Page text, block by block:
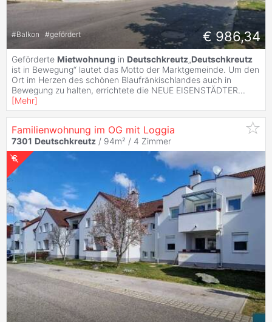
#Balkon #gefördert € 986,34
Geförderte Mietwohnung in Deutschkreutz„Deutschkreutz
ist in Bewegung“ lautet das Motto der Marktgemeinde. Um den
Ort im Herzen des schönen Blaufränkischlandes auch in
Bewegung zu halten, errichtete die NEUE EISENSTÄDTER...
[Mehr]
Familienwohnung im OG mit Loggia
7301 Deutschkreutz / 94m² / 4 Zimmer